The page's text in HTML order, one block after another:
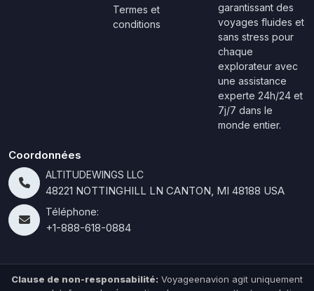
Termes et
conditions
garantissant des
voyages fluides et
sans stress pour
chaque
explorateur avec
une assistance
experte 24h/24 et
7j/7 dans le
monde entier.
Coordonnées
ALTITUDEWINGS LLC
48221 NOTTINGHILL LN CANTON, MI 48188 USA
Téléphone:
+1-888-618-0884
Clause de non-responsabilité: Voyageenavion agit uniquement